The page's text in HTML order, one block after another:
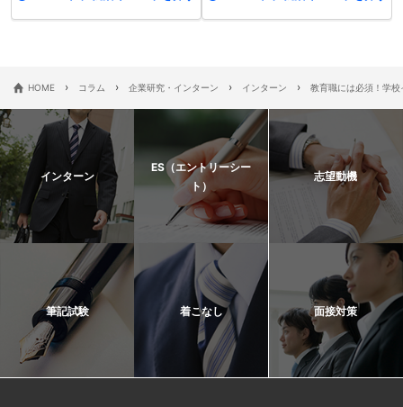
HOME › コラム › 企業研究・インターン › インターン › 教育職には必須！学
インターン
ES（エントリーシー
ト）
志望動機
筆記試験 着こなし 面接対策